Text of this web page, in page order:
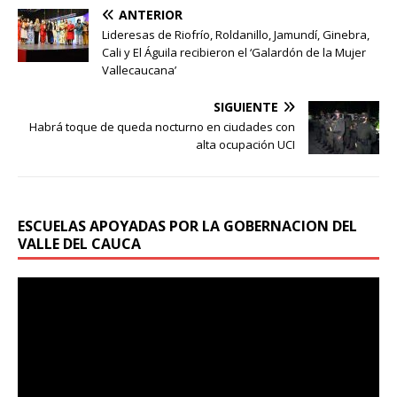
ANTERIOR
Lideresas de Riofrío, Roldanillo, Jamundí, Ginebra,
Cali y El Águila recibieron el ‘Galardón de la Mujer
Vallecaucana’
SIGUIENTE
Habrá toque de queda nocturno en ciudades con
alta ocupación UCI
ESCUELAS APOYADAS POR LA GOBERNACION DEL
VALLE DEL CAUCA